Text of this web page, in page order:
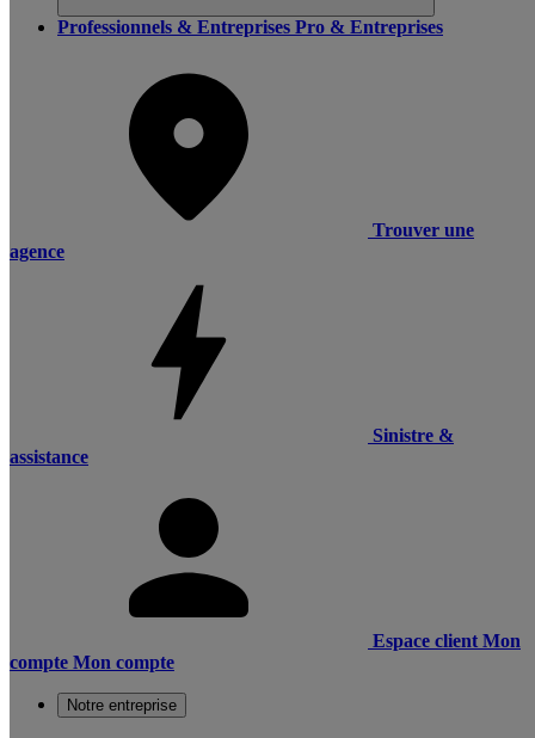
Professionnels & Entreprises Pro & Entreprises
Trouver une
agence
Sinistre &
assistance
Espace client Mon
compte Mon compte
Notre entreprise